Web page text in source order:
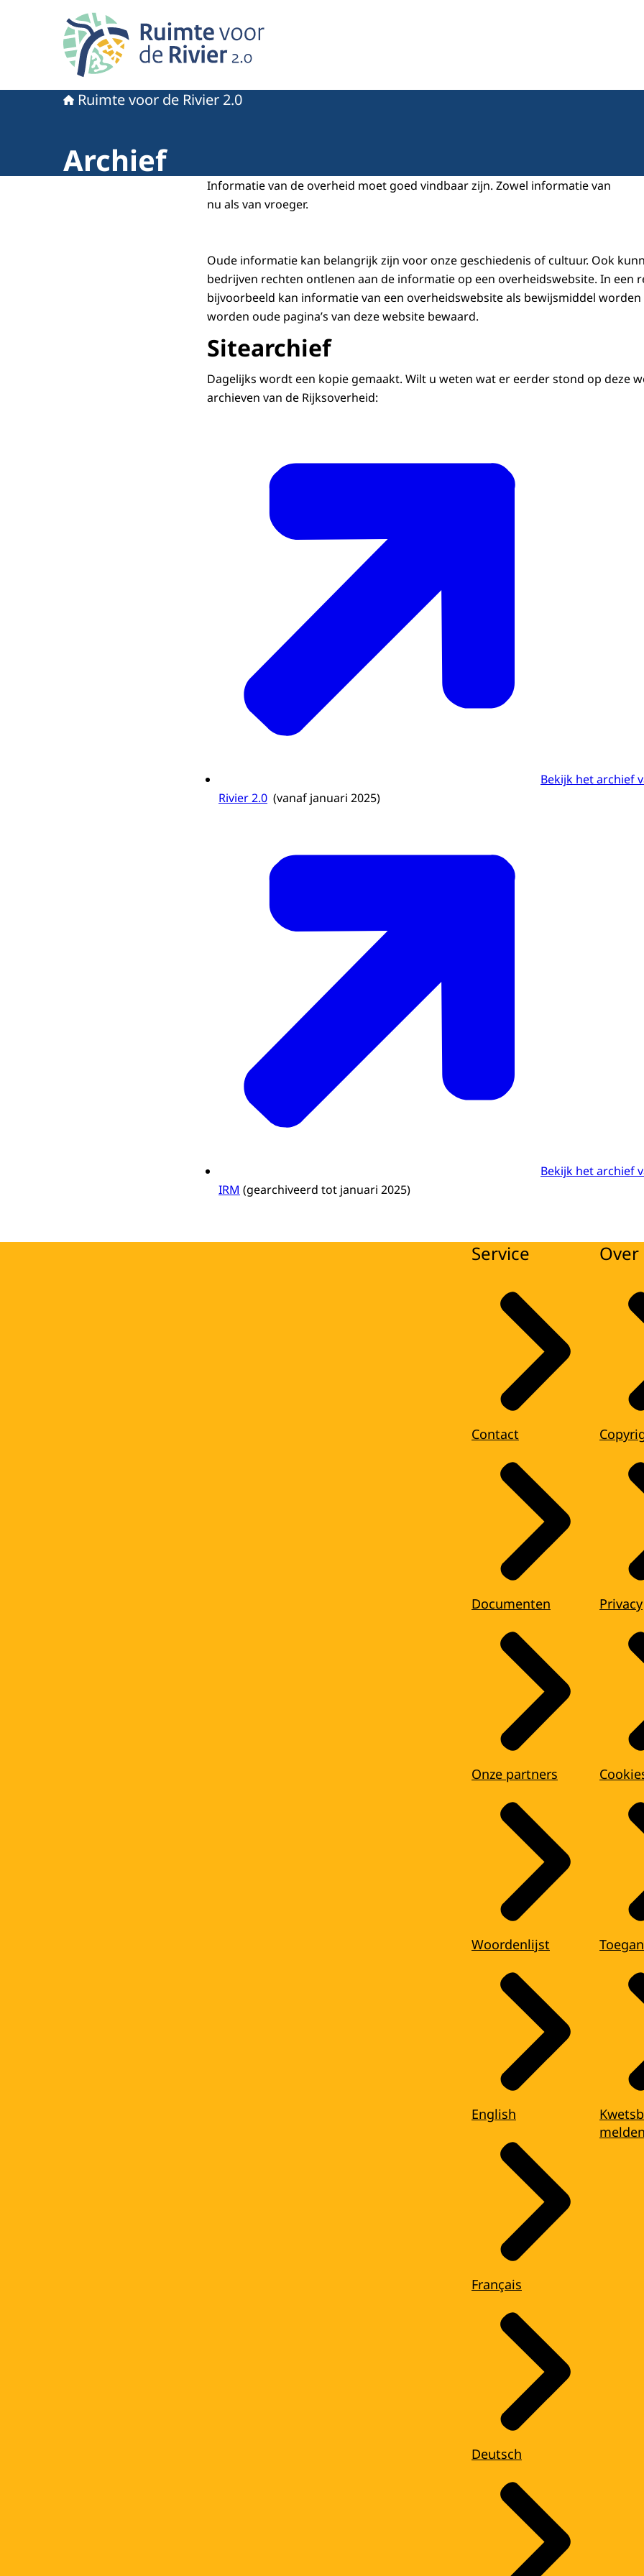
Naar de homepage van Ruimte voor de rivier 2.0
Ruimte voor de Rivier 2.0
Archief
Informatie van de overheid moet goed vindbaar zijn. Zowel informatie van
nu als van vroeger.
Oude informatie kan belangrijk zijn voor onze geschiedenis of cultuur. Ook
bedrijven rechten ontlenen aan de informatie op een overheidswebsite. In een
bijvoorbeeld kan informatie van een overheidswebsite als bewijsmiddel
worden oude pagina’s van deze website bewaard.
Sitearchief
Dagelijks wordt een kopie gemaakt. Wilt u weten wat er eerder stond op deze
archieven van de Rijksoverheid:
Bekijk het archief
Rivier 2.0 (vanaf januari 2025)
Bekijk het archief
IRM (gearchiveerd tot januari 2025)
Service
Contact
Documenten
Onze partners
Woordenlijst
English
Français
Deutsch
Privacy